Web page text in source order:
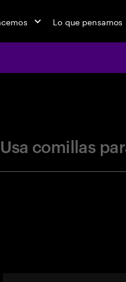
Lo que pensamos
Usa comillas